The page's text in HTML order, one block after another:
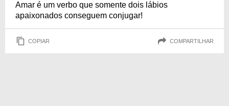
Amar é um verbo que somente dois lábios
apaixonados conseguem conjugar!
COPIAR COMPARTILHAR